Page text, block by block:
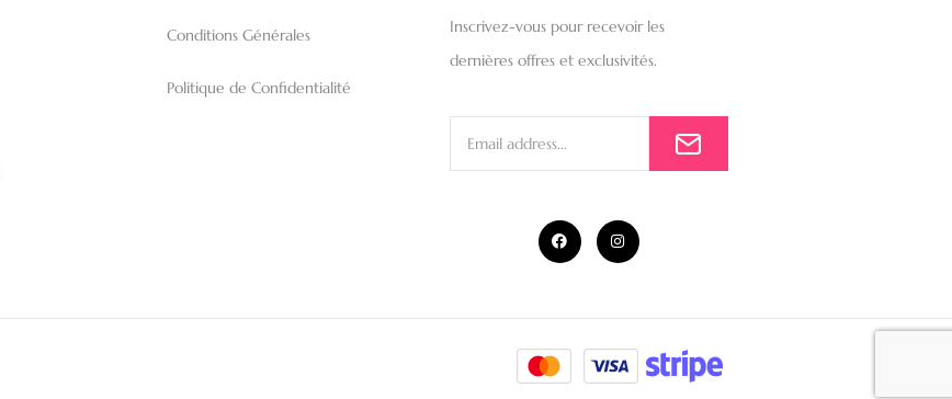
Conditions Générales
Politique de Confidentialité
Inscrivez-vous pour recevoir les
dernières offres et exclusivités.